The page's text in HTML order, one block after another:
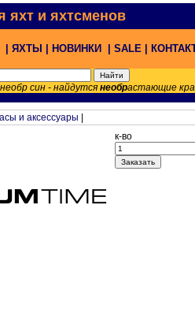
яхт и яхтсменов
ЯХТЫ | НОВИНКИ | SALE |
необр син - найдутся необрастающие
и аксессуары
к-во